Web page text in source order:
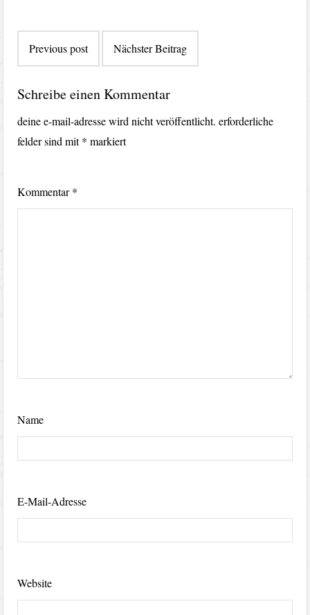
Previous post Nächster Beitrag
Schreibe einen Kommentar
deine e-mail-adresse wird nicht veröffentlicht. erforderliche
felder sind mit* markiert
Kommentar*
Name
E-Mail-Adresse
Website